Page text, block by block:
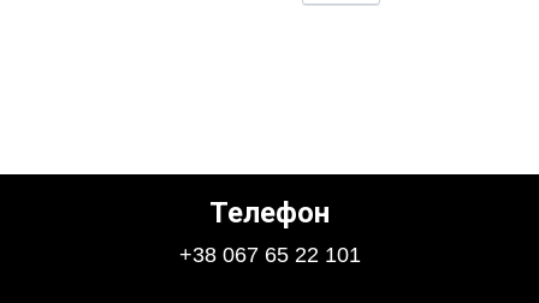
Телефон
+38 067 65 22 101